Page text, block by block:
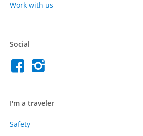
Work with us
Social
I'm a traveler
Safety